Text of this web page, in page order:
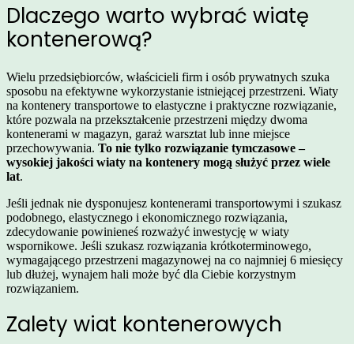
Dlaczego warto wybrać wiatę
kontenerową?
Wielu przedsiębiorców, właścicieli firm i osób prywatnych szuka
sposobu na efektywne wykorzystanie istniejącej przestrzeni. Wiaty
na kontenery transportowe to elastyczne i praktyczne rozwiązanie,
które pozwala na przekształcenie przestrzeni między dwoma
kontenerami w magazyn, garaż warsztat lub inne miejsce
przechowywania. To nie tylko rozwiązanie tymczasowe –
wysokiej jakości wiaty na kontenery mogą służyć przez wiele
lat.
Jeśli jednak nie dysponujesz kontenerami transportowymi i szukasz
podobnego, elastycznego i ekonomicznego rozwiązania,
zdecydowanie powinieneś rozważyć inwestycję w wiaty
wspornikowe. Jeśli szukasz rozwiązania krótkoterminowego,
wymagającego przestrzeni magazynowej na co najmniej 6 miesięcy
lub dłużej, wynajem hali może być dla Ciebie korzystnym
rozwiązaniem.
Zalety wiat kontenerowych